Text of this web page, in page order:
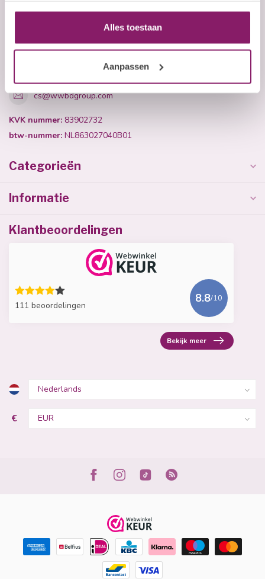
Alles toestaan
Aanpassen
+31 (0)40 254 75 11
+31 (0)40 254 75 11
cs@wwbdgroup.com
KVK nummer: 83902732
btw-nummer: NL863027040B01
Categorieën
Informatie
Klantbeoordelingen
111 beoordelingen
8.8/10
Bekijk meer
€